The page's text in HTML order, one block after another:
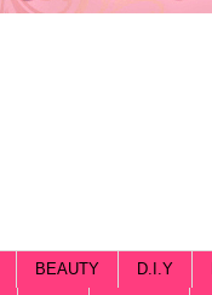
BEAUTY D.I.Y